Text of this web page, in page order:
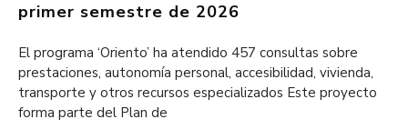
primer semestre de 2026
El programa ‘Oriento’ ha atendido 457 consultas sobre
prestaciones, autonomía personal, accesibilidad, vivienda,
transporte y otros recursos especializados Este proyecto
forma parte del Plan de